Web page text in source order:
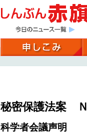
秘密保護法案
科学者会議声明